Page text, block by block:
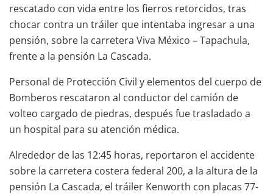
rescatado con vida entre los fierros retorcidos, tras
chocar contra un tráiler que intentaba ingresar a una
pensión, sobre la carretera Viva México – Tapachula,
frente a la pensión La Cascada.
Personal de Protección Civil y elementos del cuerpo de
Bomberos rescataron al conductor del camión de
volteo cargado de piedras, después fue trasladado a
un hospital para su atención médica.
Alrededor de las 12:45 horas, reportaron el accidente
sobre la carretera costera federal 200, a la altura de la
pensión La Cascada, el tráiler Kenworth con placas 77-